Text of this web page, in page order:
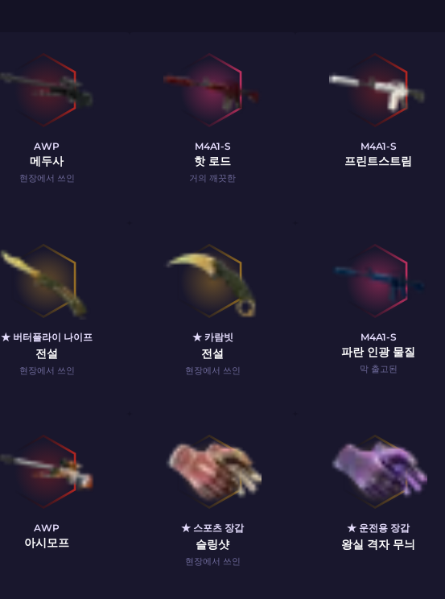
AWP
메두사
현장에서 쓰인
M4A1-S
핫 로드
거의 깨끗한
M4A1-S
프린트스트림
★ 버터플라이 나이프
전설
현장에서 쓰인
★ 카람빗
전설
현장에서 쓰인
M4A1-S
파란 인광 물질
막 출고된
AWP
아시모프
★ 스포츠 장갑
슬링샷
현장에서 쓰인
★ 운전용 장갑
왕실 격자 무늬